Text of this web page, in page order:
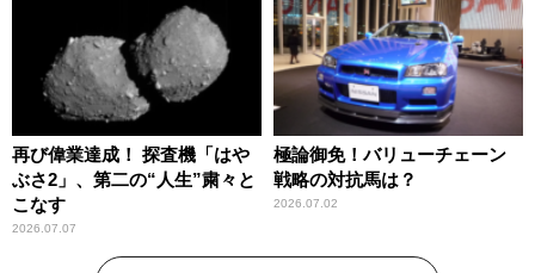
再び偉業達成！ 探査機「はや
ぶさ2」、第二の“人生”粛々と
こなす
2026.07.07
極論御免！バリューチェーン
戦略の対抗馬は？
2026.07.02